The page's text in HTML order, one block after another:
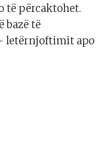
të përcaktohet.
bazë të
letërnjoftimit apo